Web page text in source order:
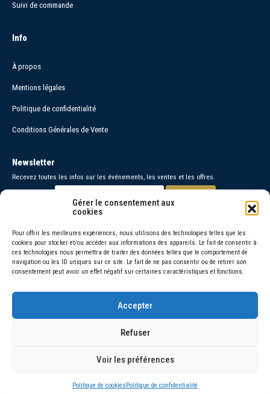
Gérer le consentement aux
cookies
Pour offrir les meilleures expériences, nous utilisons des technologies telles que les
cookies pour stocker et/ou accéder aux informations des appareils. Le fait de consentir à
ces technologies nous permettra de traiter des données telles que le comportement de
navigation ou les ID uniques sur ce site. Le fait de ne pas consentir ou de retirer son
consentement peut avoir un effet négatif sur certaines caractéristiques et fonctions.
Accepter
Refuser
Voir les préférences
Politique de cookiesPolitique de confidentialité
Suivi de commande
Info
À propos
Mentions légales
Politique de confidentialité
Conditions Générales de Vente
Newsletter
Recevez toutes les infos sur les événements, les ventes et les offres.
Contact
06 30 26 95 48 =
06 66 46 72 92 =
© 2026 Amorivini
d’alcool est dangereux pour la santé, sachez consommer avec
modération.